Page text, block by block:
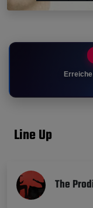
Line Up
The